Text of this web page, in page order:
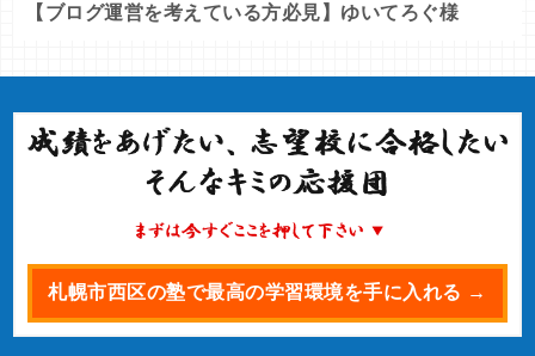
【ブログ運営を考えている方必見】ゆいてろぐ様
札幌市西区の塾で最高の学習環境を手に入れる →